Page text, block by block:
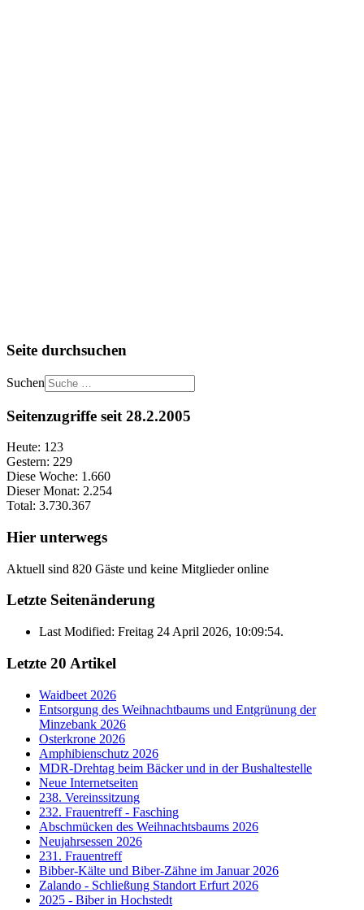
Seite durchsuchen
Suchen
Seitenzugriffe seit 28.2.2005
Heute: 123
Gestern: 229
Diese Woche: 1.660
Dieser Monat: 2.254
Total: 3.730.367
Hier unterwegs
Aktuell sind 820 Gäste und keine Mitglieder online
Letzte Seitenänderung
Last Modified: Freitag 24 April 2026, 10:09:54.
Letzte 20 Artikel
Waidbeet 2026
Entsorgung des Weihnachtbaums und Entgrünung der
Minzebank 2026
Osterkrone 2026
Amphibienschutz 2026
MDR-Drehtag beim Bäcker und in der Bushaltestelle
Neue Internetseiten
238. Vereinssitzung
232. Frauentreff - Fasching
Abschmücken des Weihnachtsbaums 2026
Neujahrsessen 2026
231. Frauentreff
Bibber-Kälte und Biber-Zähne im Januar 2026
Zalando - Schließung Standort Erfurt 2026
2025 - Biber in Hochstedt